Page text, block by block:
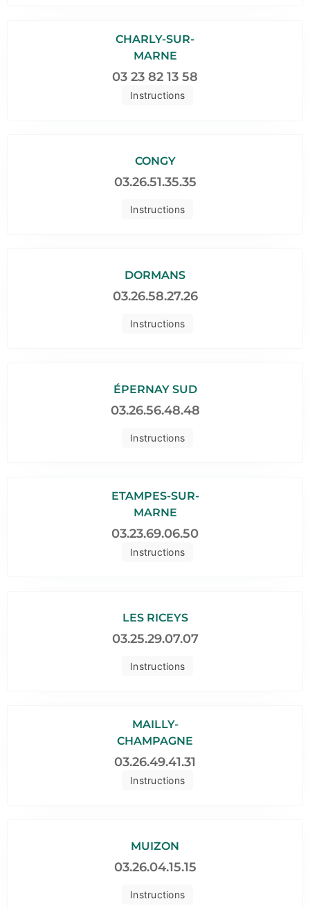
Instructions
CHARLY-SUR-
MARNE
03 23 82 13 58
Instructions
CONGY
03.26.51.35.35
Instructions
DORMANS
03.26.58.27.26
Instructions
ÉPERNAY SUD
03.26.56.48.48
Instructions
ETAMPES-SUR-
MARNE
03.23.69.06.50
Instructions
LES RICEYS
03.25.29.07.07
Instructions
MAILLY-
CHAMPAGNE
03.26.49.41.31
Instructions
MUIZON
03.26.04.15.15